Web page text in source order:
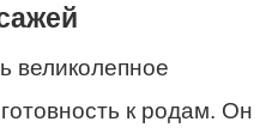
великолепное
к родам. Он